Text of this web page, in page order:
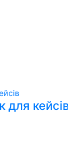
для